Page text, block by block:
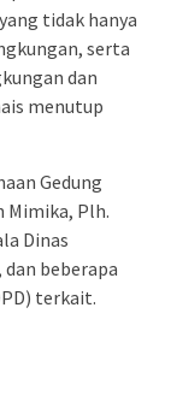
tidak hanya
serta
dan
menutup
Gedung
Mimika, Plh.
Dinas
dan beberapa
terkait.